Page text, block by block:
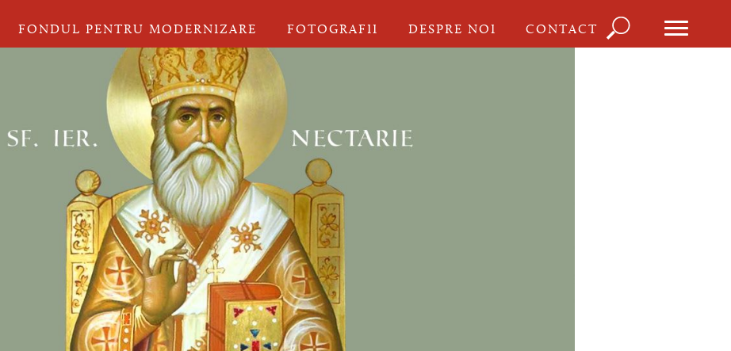
FONDUL PENTRU MODERNIZARE FOTOGRAFII DESPRE NOI CONTACT